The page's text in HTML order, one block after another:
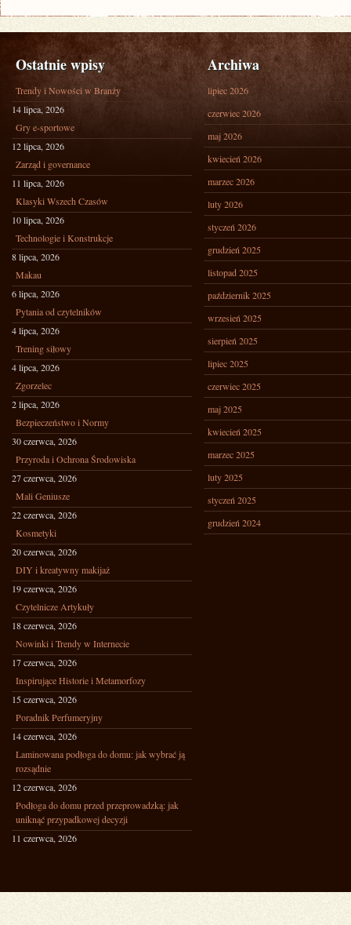
Ostatnie wpisy
Trendy i Nowości w Branży
14 lipca, 2026
Gry e-sportowe
12 lipca, 2026
Zarząd i governance
11 lipca, 2026
Klasyki Wszech Czasów
10 lipca, 2026
Technologie i Konstrukcje
8 lipca, 2026
Makau
6 lipca, 2026
Pytania od czytelników
4 lipca, 2026
Trening siłowy
4 lipca, 2026
Zgorzelec
2 lipca, 2026
Bezpieczeństwo i Normy
30 czerwca, 2026
Przyroda i Ochrona Środowiska
27 czerwca, 2026
Mali Geniusze
22 czerwca, 2026
Kosmetyki
20 czerwca, 2026
DIY i kreatywny makijaż
19 czerwca, 2026
Czytelnicze Artykuły
18 czerwca, 2026
Nowinki i Trendy w Internecie
17 czerwca, 2026
Inspirujące Historie i Metamorfozy
15 czerwca, 2026
Poradnik Perfumeryjny
14 czerwca, 2026
Laminowana podłoga do domu: jak wybrać ją
rozsądnie
12 czerwca, 2026
Podłoga do domu przed przeprowadzką: jak
uniknąć przypadkowej decyzji
11 czerwca, 2026
Archiwa
lipiec 2026
czerwiec 2026
maj 2026
kwiecień 2026
marzec 2026
luty 2026
styczeń 2026
grudzień 2025
listopad 2025
październik 2025
wrzesień 2025
sierpień 2025
lipiec 2025
czerwiec 2025
maj 2025
kwiecień 2025
marzec 2025
luty 2025
styczeń 2025
grudzień 2024